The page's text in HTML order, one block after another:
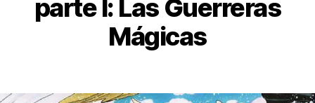
parte I: Las Guerreras
Mágicas